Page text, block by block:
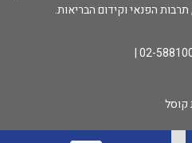
הפנאי וקידום הבריאות.
קוסל